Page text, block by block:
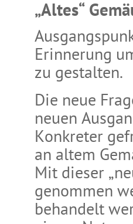
„Altes“
Erinnerung
zu gestalten.
Die neue
neuen
Konkreter
an altem
Mit dieser
genommen
behandelt